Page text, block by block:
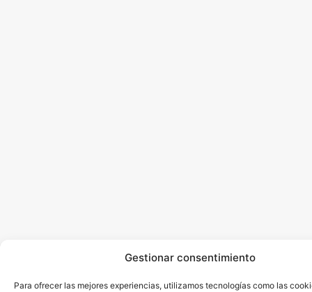
Gestionar consentimiento
Para ofrecer las mejores experiencias, utilizamos tecnologías como las